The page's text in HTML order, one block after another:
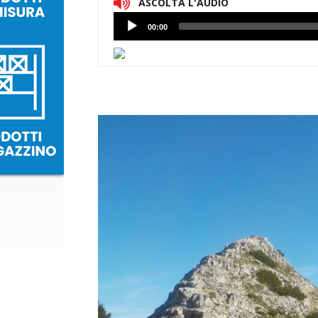
Lettore
Audio
00:00